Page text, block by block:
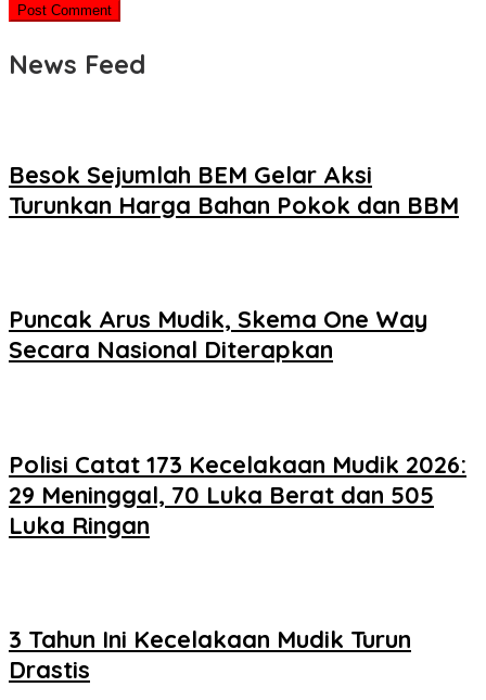
News Feed
Besok Sejumlah BEM Gelar Aksi
Turunkan Harga Bahan Pokok dan BBM
Puncak Arus Mudik, Skema One Way
Secara Nasional Diterapkan
Polisi Catat 173 Kecelakaan Mudik 2026:
29 Meninggal, 70 Luka Berat dan 505
Luka Ringan
3 Tahun Ini Kecelakaan Mudik Turun
Drastis